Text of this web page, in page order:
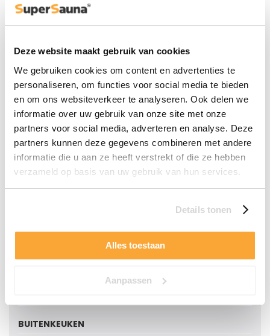
Deze website maakt gebruik van cookies
We gebruiken cookies om content en advertenties te
personaliseren, om functies voor social media te bieden
en om ons websiteverkeer te analyseren. Ook delen we
informatie over uw gebruik van onze site met onze
partners voor social media, adverteren en analyse. Deze
partners kunnen deze gegevens combineren met andere
informatie die u aan ze heeft verstrekt of die ze hebben
verzameld op basis van uw gebruik van hun services.
Details tonen
Alles toestaan
Aanpassen
Buitensauna 2 Persoons
Buitensauna Houtgestookt
Buitensauna Red Cedar
Buitensauna Accessoires
Snel Leverbaar
IJsbad
Houtgestookte Hottub
Interne Kachel
BUITENKEUKEN